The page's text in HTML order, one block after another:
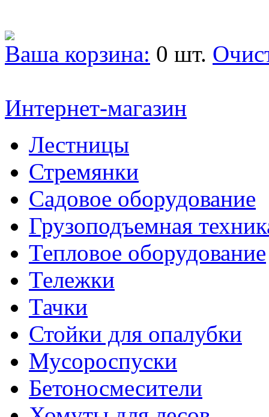
Ваша корзина: 0 шт.
Интернет-магазин
Лестницы
Стремянки
Садовое оборудование
Грузоподъемная
Тепловое оборудование
Тележки
Тачки
Стойки для опалубки
Мусороспуски
Бетоносмесители